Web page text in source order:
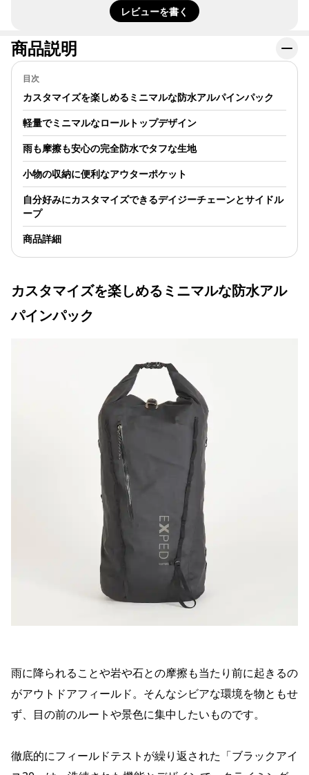
レビューを書く
商品説明
目次
カスタマイズを楽しめるミニマルな防水アルパインパック
軽量でミニマルなロールトップデザイン
雨も摩擦も安心の完全防水でタフな生地
小物の収納に便利なアウターポケット
自分好みにカスタマイズできるデイジーチェーンとサイドル
ープ
商品詳細
カスタマイズを楽しめるミニマルな防水アル
パインパック
雨に降られることや岩や石との摩擦も当たり前に起きるの
がアウトドアフィールド。そんなシビアな環境を物ともせ
ず、目の前のルートや景色に集中したいものです。
徹底的にフィールドテストが繰り返された「ブラックアイ